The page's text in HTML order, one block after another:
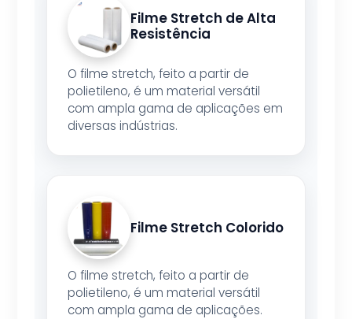
Filme Stretch de Alta
Resistência
O filme stretch, feito a partir de
polietileno, é um material versátil
com ampla gama de aplicações em
diversas indústrias.
Filme Stretch Colorido
O filme stretch, feito a partir de
polietileno, é um material versátil
com ampla gama de aplicações.